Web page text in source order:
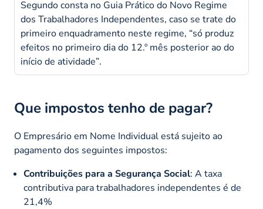
Segundo consta no Guia Prático do Novo Regime
dos Trabalhadores Independentes, caso se trate do
primeiro enquadramento neste regime, “só produz
efeitos no primeiro dia do 12.º mês posterior ao do
início de atividade”.
Que impostos tenho de pagar?
O Empresário em Nome Individual está sujeito ao
pagamento dos seguintes impostos:
Contribuições para a Segurança Social: A taxa
contributiva para trabalhadores independentes é de
21,4%